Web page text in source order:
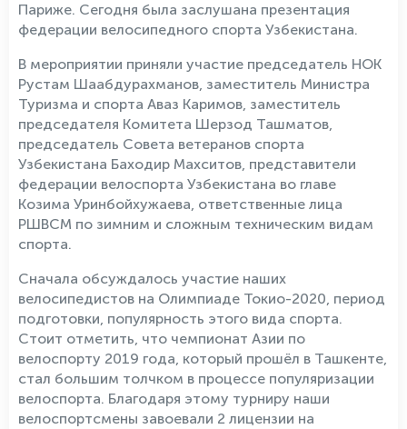
Париже. Сегодня была заслушана презентация
федерации велосипедного спорта Узбекистана.
В мероприятии приняли участие председатель НОК
Рустам Шаабдурахманов, заместитель Министра
Туризма и спорта Аваз Каримов, заместитель
председателя Комитета Шерзод Ташматов,
председатель Совета ветеранов спорта
Узбекистана Баходир Махситов, представители
федерации велоспорта Узбекистана во главе
Козима Уринбойхужаева, ответственные лица
РШВСМ по зимним и сложным техническим видам
спорта.
Сначала обсуждалось участие наших
велосипедистов на Олимпиаде Токио-2020, период
подготовки, популярность этого вида спорта.
Стоит отметить, что чемпионат Азии по
велоспорту 2019 года, который прошёл в Ташкенте,
стал большим толчком в процессе популяризации
велоспорта. Благодаря этому турниру наши
велоспортсмены завоевали 2 лицензии на